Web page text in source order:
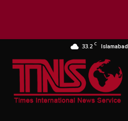
33.2 C Islamabad